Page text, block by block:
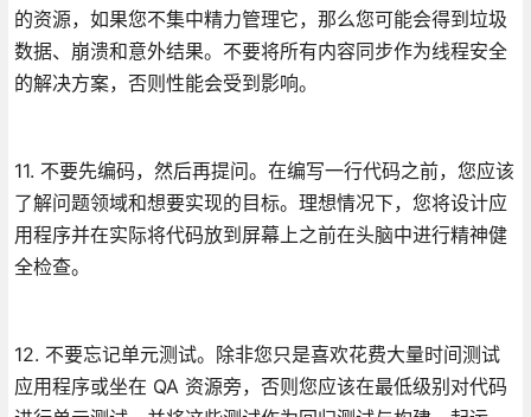
的资源，如果您不集中精力管理它，那么您可能会得到垃圾
数据、崩溃和意外结果。不要将所有内容同步作为线程安全
的解决方案，否则性能会受到影响。
11. 不要先编码，然后再提问。在编写一行代码之前，您应该
了解问题领域和想要实现的目标。理想情况下，您将设计应
用程序并在实际将代码放到屏幕上之前在头脑中进行精神健
全检查。
12. 不要忘记单元测试。除非您只是喜欢花费大量时间测试
应用程序或坐在 QA 资源旁，否则您应该在最低级别对代码